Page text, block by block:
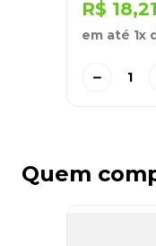
R$ 18,21
em até 1x
－
Quem